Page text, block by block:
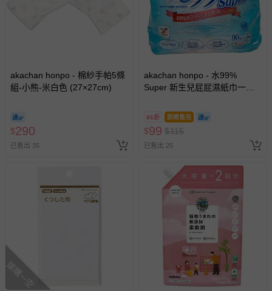
akachan honpo - 棉紗手帕5條
組-小熊-米白色 (27×27cm)
$290
已售出 35
akachan honpo - 水99%
Super 新生兒屁屁濕紙巾一般
86折 即將售完
$99 $115
已售出 25
搶購一空